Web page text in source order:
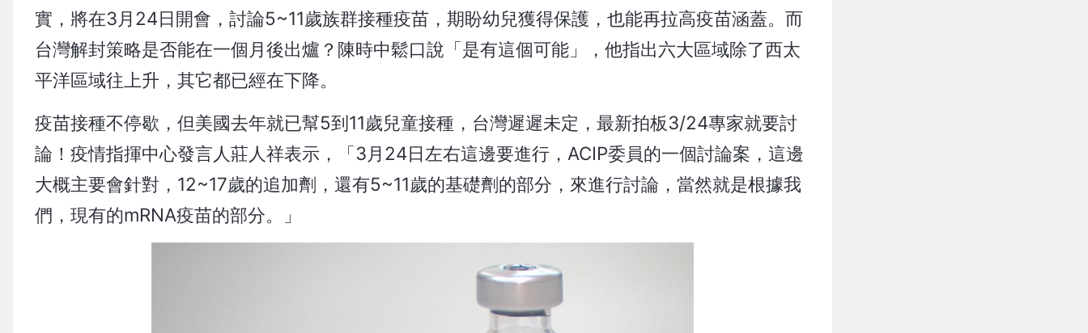
實，將在3月24日開會，討論5~11歲族群接種疫苗，期盼幼兒獲得保護，也能再拉高疫苗涵蓋。而
台灣解封策略是否能在一個月後出爐？陳時中鬆口說「是有這個可能」，他指出六大區域除了西太
平洋區域往上升，其它都已經在下降。
疫苗接種不停歇，但美國去年就已幫5到11歲兒童接種，台灣遲遲未定，最新拍板3/24專家就要討
論！疫情指揮中心發言人莊人祥表示，「3月24日左右這邊要進行，ACIP委員的一個討論案，這邊
大概主要會針對，12~17歲的追加劑，還有5~11歲的基礎劑的部分，來進行討論，當然就是根據我
們，現有的mRNA疫苗的部分。」